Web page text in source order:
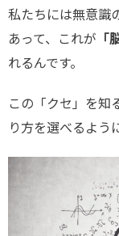
私たちには無意識
あって、これが 「
れるんです。
この「クセ」を知
り方を選べるよう